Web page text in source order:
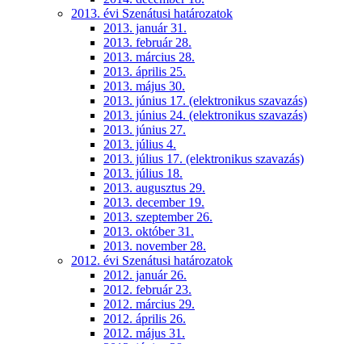
2013. évi Szenátusi határozatok
2013. január 31.
2013. február 28.
2013. március 28.
2013. április 25.
2013. május 30.
2013. június 17. (elektronikus szavazás)
2013. június 24. (elektronikus szavazás)
2013. június 27.
2013. július 4.
2013. július 17. (elektronikus szavazás)
2013. július 18.
2013. augusztus 29.
2013. december 19.
2013. szeptember 26.
2013. október 31.
2013. november 28.
2012. évi Szenátusi határozatok
2012. január 26.
2012. február 23.
2012. március 29.
2012. április 26.
2012. május 31.